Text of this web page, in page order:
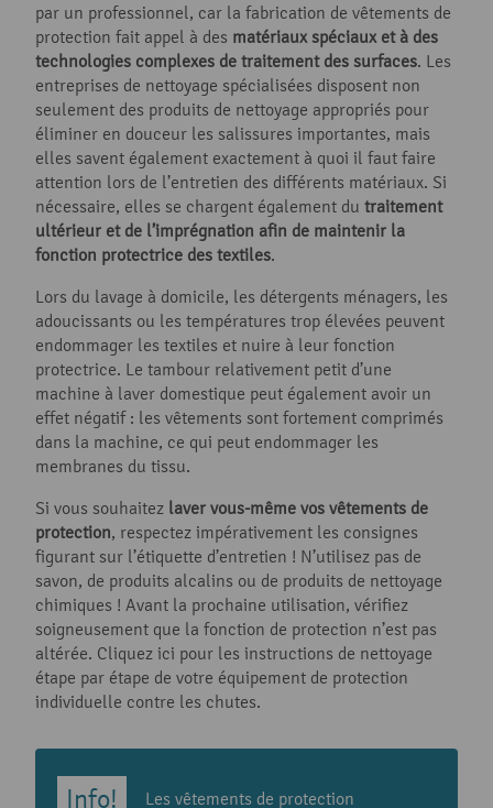
par un professionnel, car la fabrication de vêtements de
protection fait appel à des matériaux spéciaux et à des
technologies complexes de traitement des surfaces. Les
entreprises de nettoyage spécialisées disposent non
seulement des produits de nettoyage appropriés pour
éliminer en douceur les salissures importantes, mais
elles savent également exactement à quoi il faut faire
attention lors de l’entretien des différents matériaux. Si
nécessaire, elles se chargent également du traitement
ultérieur et de l’imprégnation afin de maintenir la
fonction protectrice des textiles.
Lors du lavage à domicile, les détergents ménagers, les
adoucissants ou les températures trop élevées peuvent
endommager les textiles et nuire à leur fonction
protectrice. Le tambour relativement petit d’une
machine à laver domestique peut également avoir un
effet négatif : les vêtements sont fortement comprimés
dans la machine, ce qui peut endommager les
membranes du tissu.
Si vous souhaitez laver vous-même vos vêtements de
protection, respectez impérativement les consignes
figurant sur l’étiquette d’entretien ! N’utilisez pas de
savon, de produits alcalins ou de produits de nettoyage
chimiques ! Avant la prochaine utilisation, vérifiez
soigneusement que la fonction de protection n’est pas
altérée. Cliquez ici pour les instructions de nettoyage
étape par étape de votre équipement de protection
individuelle contre les chutes.
Les vêtements de protection